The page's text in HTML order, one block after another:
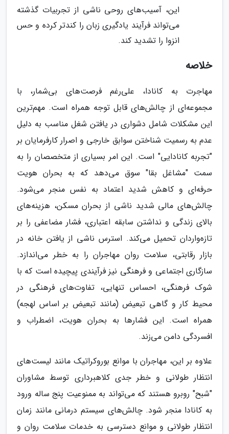
این، آسیب‌های روحی ناشی از تجربیات گذشته
می‌تواند فرآیند یادگیری زبان را کندتر کرده و حس
انزوا را تشدید کند.
خلاصه
مهاجرت به کانادا، علی‌رغم فرصت‌های بی‌شمار، با
مجموعه‌ای از چالش‌های قابل توجه همراه است. مهم‌ترین
این مشکلات شامل دشواری در یافتن شغل مناسب به دلیل
عدم به رسمیت شناختن سوابق خارجی و اصرار کارفرمایان بر
"تجربه کانادایی" است. این امر بسیاری از متخصصان را به
سمت "مشاغل بقا" سوق می‌دهد که به بحران هویت
حرفه‌ای و کاهش شدید اعتماد به نفس منجر می‌شود.
چالش‌های مالی شدید ناشی از بحران مسکن، هزینه‌های
بالای زندگی و نداشتن سابقه اعتباری، فشار مضاعفی را بر
تازه‌واردان تحمیل می‌کند. استرس ناشی از یافتن خانه در
بازار رقابتی، سلامت روان مهاجران را به خطر می‌اندازد.
سازگاری اجتماعی و فرهنگی نیز فرآیندی پیچیده است که با
شوک فرهنگی، احساس تنهایی، تفاوت‌های فرهنگی در
محیط کار و گاهی تبعیض (مانند تبعیض بر اساس لهجه)
همراه است. این فشارها به بحران هویت، اضطراب و
افسردگی دامن می‌زند.
علاوه بر این، مهاجران با موانع بوروکراتیک مانند لیست‌های
انتظار طولانی و خطر جدی کلاهبرداری توسط مشاوران
"شبح" روبرو هستند که می‌تواند به ممنوعیت پنج ساله ورود
به کانادا منجر شود. چالش‌های سیستم درمانی مانند زمان
انتظار طولانی و موانع دسترسی به خدمات سلامت روان و